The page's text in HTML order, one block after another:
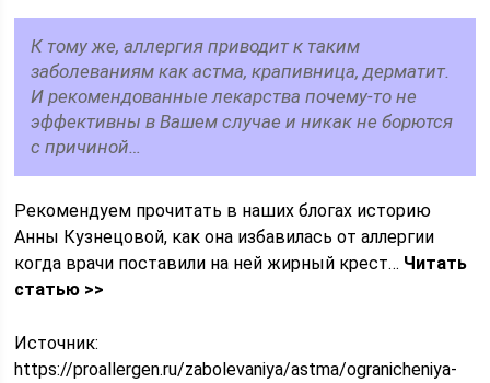
К тому же, аллергия приводит к таким
заболеваниям как астма, крапивница, дерматит.
И рекомендованные лекарства почему-то не
эффективны в Вашем случае и никак не борются
с причиной…
Рекомендуем прочитать в наших блогах историю
Анны Кузнецовой, как она избавилась от аллергии
когда врачи поставили на ней жирный крест… Читать
статью >>
Источник:
https://proallergen.ru/zabolevaniya/astma/ogranicheniya-